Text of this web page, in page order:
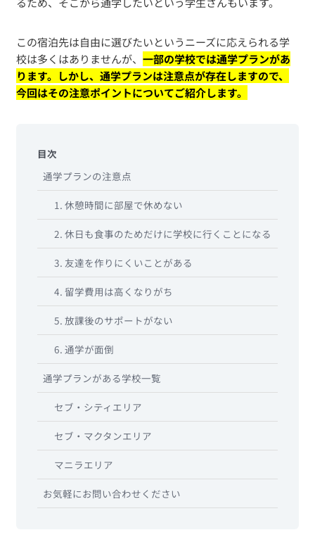
この宿泊先は自由に選びたいというニーズに応えられる学
校は多くはありませんが、一部の学校では通学プランがあ
ります。しかし、通学プランは注意点が存在しますので、
今回はその注意ポイントについてご紹介します。
目次
通学プランの注意点
1. 休憩時間に部屋で休めない
2. 休日も食事のためだけに学校に行くことになる
3. 友達を作りにくいことがある
4. 留学費用は高くなりがち
5. 放課後のサポートがない
6. 通学が面倒
通学プランがある学校一覧
セブ・シティエリア
セブ・マクタンエリア
マニラエリア
お気軽にお問い合わせください